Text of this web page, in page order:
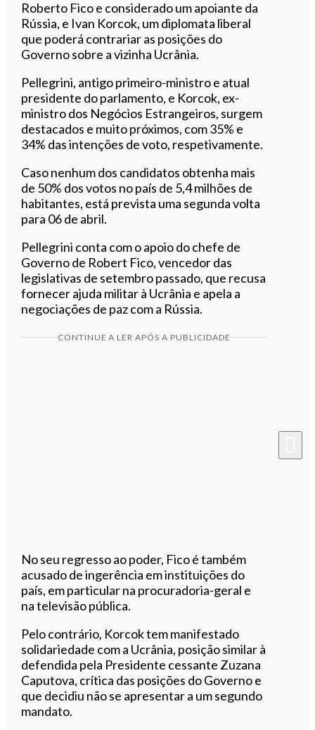
Roberto Fico e considerado um apoiante da
Rússia, e Ivan Korcok, um diplomata liberal
que poderá contrariar as posições do
Governo sobre a vizinha Ucrânia.
Pellegrini, antigo primeiro-ministro e atual
presidente do parlamento, e Korcok, ex-
ministro dos Negócios Estrangeiros, surgem
destacados e muito próximos, com 35% e
34% das intenções de voto, respetivamente.
Caso nenhum dos candidatos obtenha mais
de 50% dos votos no país de 5,4 milhões de
habitantes, está prevista uma segunda volta
para 06 de abril.
Pellegrini conta com o apoio do chefe de
Governo de Robert Fico, vencedor das
legislativas de setembro passado, que recusa
fornecer ajuda militar à Ucrânia e apela a
negociações de paz com a Rússia.
CONTINUE A LER APÓS A PUBLICIDADE
No seu regresso ao poder, Fico é também
acusado de ingerência em instituições do
país, em particular na procuradoria-geral e
na televisão pública.
Pelo contrário, Korcok tem manifestado
solidariedade com a Ucrânia, posição similar à
defendida pela Presidente cessante Zuzana
Caputova, crítica das posições do Governo e
que decidiu não se apresentar a um segundo
mandato.